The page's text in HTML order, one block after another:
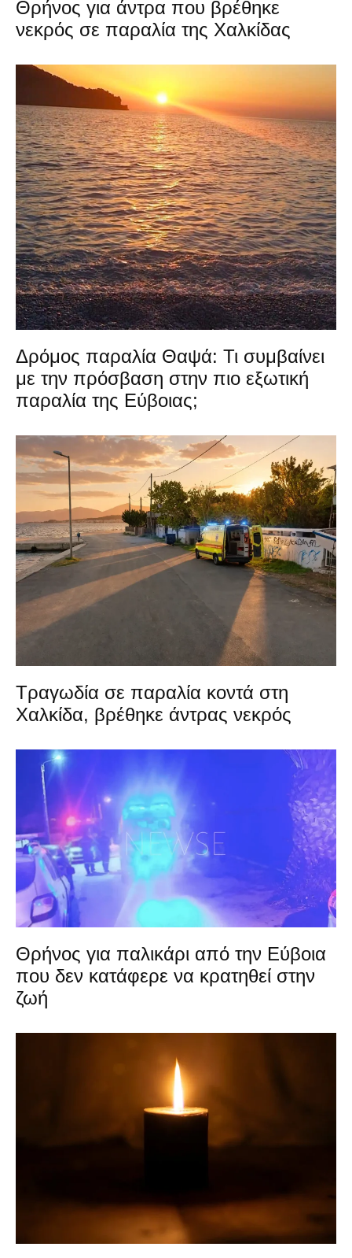
Θρήνος για άντρα που βρέθηκε
νεκρός σε παραλία της Χαλκίδας
Δρόμος παραλία Θαψά: Τι συμβαίνει
με την πρόσβαση στην πιο εξωτική
παραλία της Εύβοιας;
Τραγωδία σε παραλία κοντά στη
Χαλκίδα, βρέθηκε άντρας νεκρός
Θρήνος για παλικάρι από την Εύβοια
που δεν κατάφερε να κρατηθεί στην
ζωή